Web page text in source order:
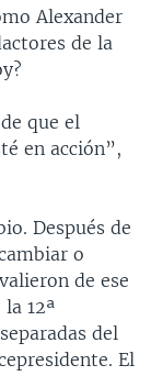
Alexander
de la
que el
en acción”,
Después de
o
de ese
12ª
del
El